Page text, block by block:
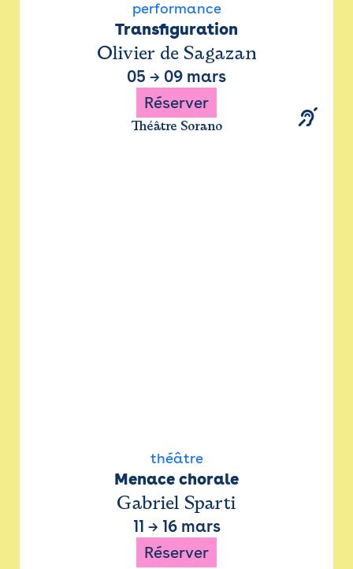
performance
Transfiguration
Olivier de Sagazan
05 → 09 mars
Réserver
Théâtre Sorano
théâtre
Menace chorale
Gabriel Sparti
11 → 16 mars
Réserver